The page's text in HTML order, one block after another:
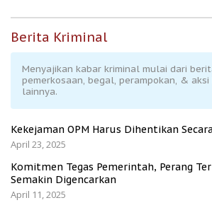
Berita Kriminal
Menyajikan kabar kriminal mulai dari
pemerkosaan, begal, perampokan, &
lainnya.
Kekejaman OPM Harus Dihentikan
April 23, 2025
Komitmen Tegas Pemerintah, Perang
Semakin Digencarkan
April 11, 2025